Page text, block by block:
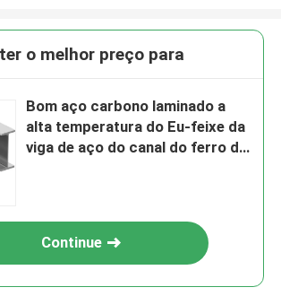
o melhor preço para
Bom aço carbono laminado a
alta temperatura do Eu-feixe da
viga de aço do canal do ferro da
Continue